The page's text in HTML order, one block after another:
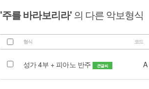
'주를 바라보리라'의 다른 악보형식
형식 코드
성가 4부 + 피아노 반주 큰글씨